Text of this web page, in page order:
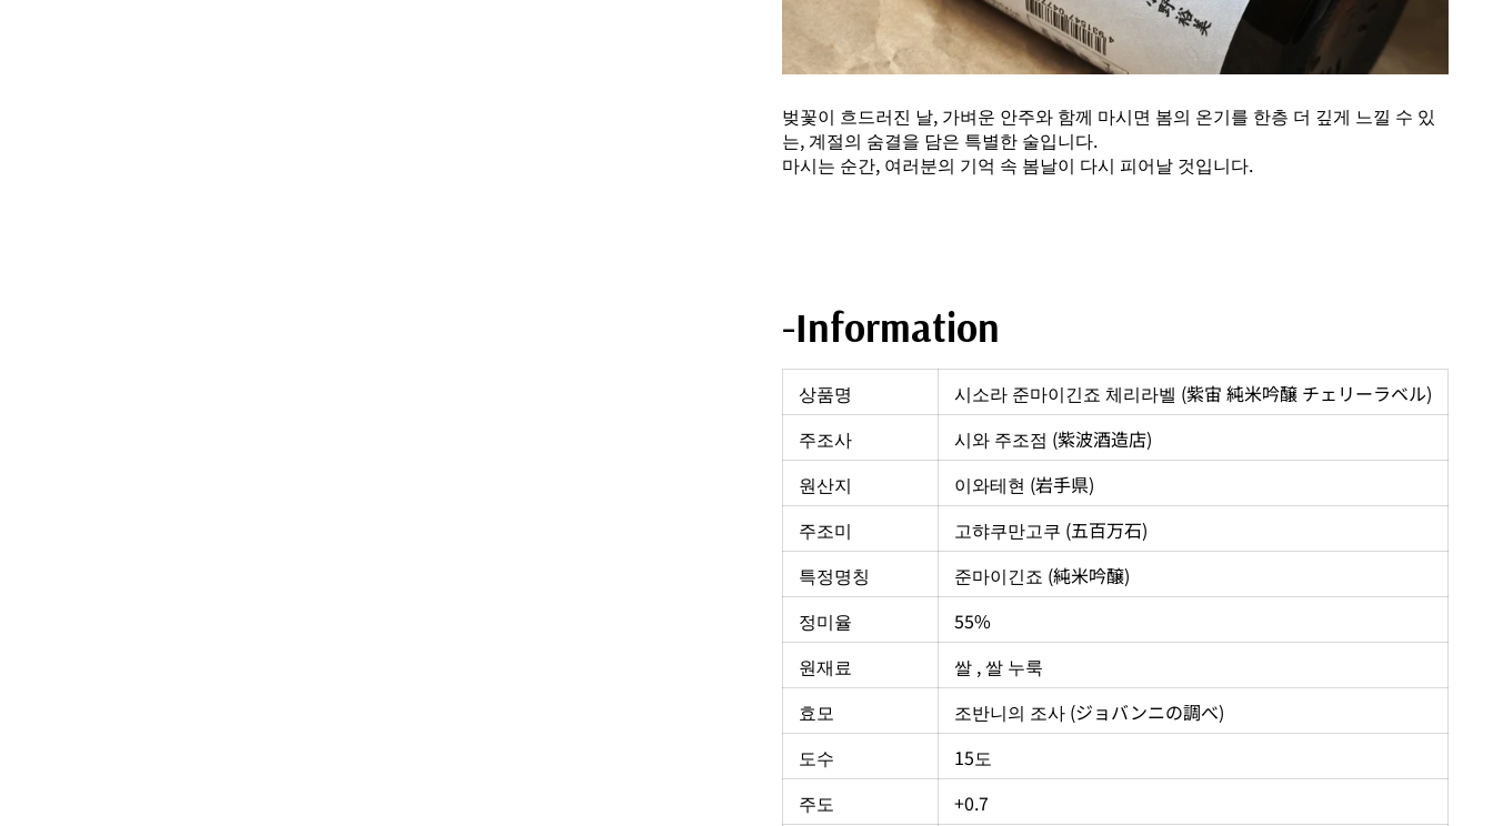
벚꽃이 흐드러진 날, 가벼운 안주와 함께 마시면 봄의 온기를 한층 더 깊게 느낄 수 있
는, 계절의 숨결을 담은 특별한 술입니다.
마시는 순간, 여러분의 기억 속 봄날이 다시 피어날 것입니다.
-Information
상품명
시소라 준마이긴죠 체리라벨 (紫宙 純米吟醸 チェリーラベル)
주조사
시와 주조점 (紫波酒造店)
원산지
이와테현 (岩手県)
주조미
고햐쿠만고쿠 (五百万石)
특정명칭
준마이긴죠 (純米吟醸)
정미율
55%
원재료
쌀 , 쌀 누룩
효모
조반니의 조사 (ジョバンニの調べ)
도수
15도
주도
+0.7